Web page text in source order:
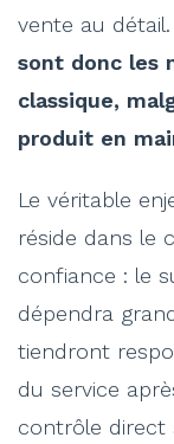
vente au détail.
sont donc les
classique,
produit en
Le véritable
réside dans le
confiance : le
dépendra
tiendront
du service
contrôle direct